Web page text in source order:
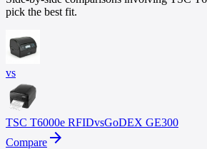
pick the best fit.
vs
TSC T6000e RFIDvsGoDEX GE300
Compare arrow_forward